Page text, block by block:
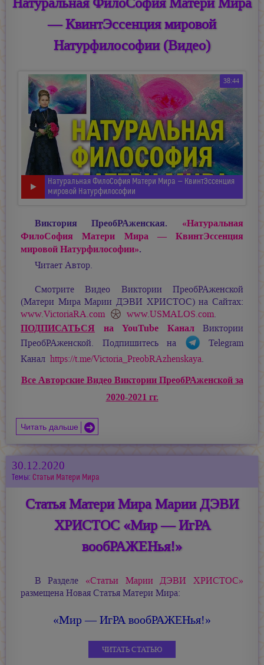
— КвинтЭссенция мировой
Натурфилософии (Видео)
38:44
Натуральная ФилоСофия Матери Мира — КвинтЭссенция
мировой Натурфилософии
Виктория ПреобРАженская. «Натуральная
ФилоСофия Матери Мира — КвинтЭссенция
мировой Натурфилософии».
Читает Автор.
Смотрите Видео Виктории ПреобРАженской
(Матери МираМарии ДЭВИ ХРИСТОС) на Сайтах:
www.VictoriaRA.com
www.USMALOS.com.
ПОДПИСАТЬСЯ на YouTube КаналВиктории
ПреобРАженской. Подпишитесь на
Telegram
Канал https://t.me/Victoria_PreobRAzhenskaya.
Все Авторские Видео Виктории ПреобРАженской за
2020-2021 гг.
Читать дальше
30.12.2020
Темы: Статьи Матери Мира
Статья Матери Мира Марии ДЭВИ
ХРИСТОС «Мир — ИгРА
вообРАЖЕНья!»
В Разделе «Статьи Марии ДЭВИ ХРИСТОС»
размещена Новая Статья Матери Мира:
«Мир — ИгРА вообРАЖЕНья!»
ЧИТАТЬ СТАТЬЮ